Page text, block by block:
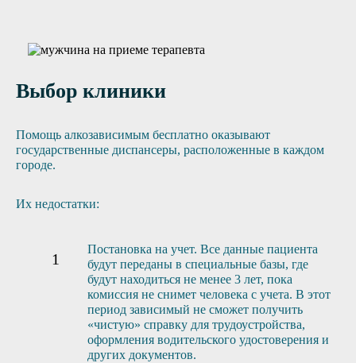
Выбор клиники
Помощь алкозависимым бесплатно оказывают
государственные диспансеры, расположенные в каждом
городе.
Их недостатки:
Постановка на учет. Все данные пациента
будут переданы в специальные базы, где
будут находиться не менее 3 лет, пока
комиссия не снимет человека с учета. В этот
период зависимый не сможет получить
«чистую» справку для трудоустройства,
оформления водительского удостоверения и
других документов.